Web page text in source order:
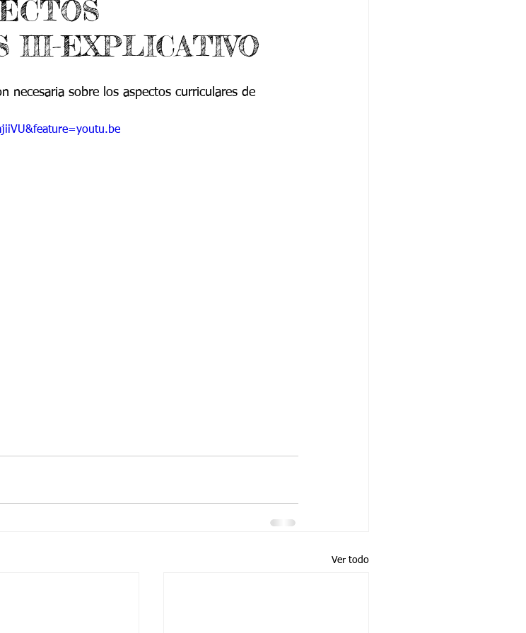
Grado 8 -1 Grado 8 -2
III-EXPLICATIVO
necesaria sobre los aspectos curriculares de
Ver todo